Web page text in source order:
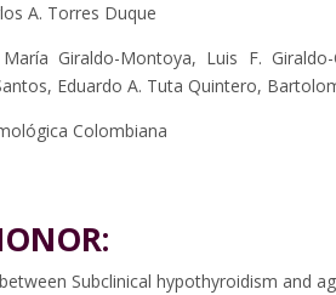
A. Torres Duque
Giraldo-Montoya, Luis F.
Eduardo A. Tuta Quintero,
Colombiana
Subclinical hypothyroidism and